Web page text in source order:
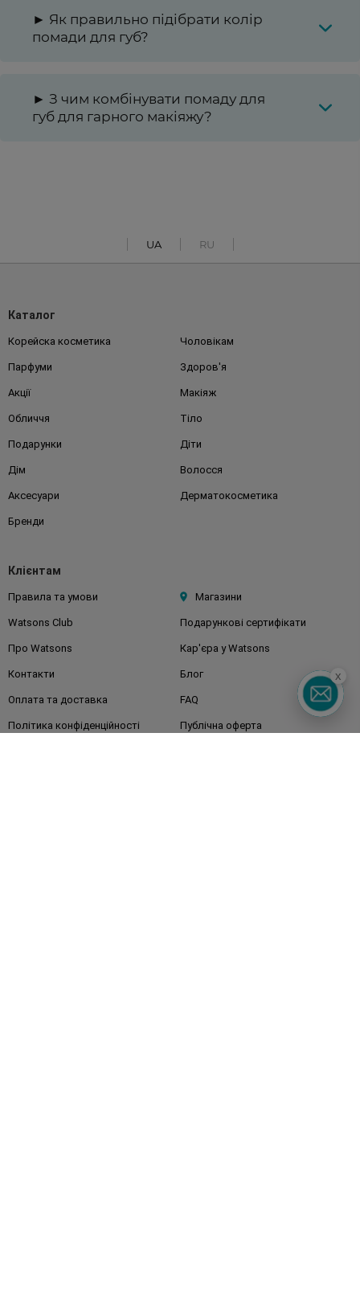
► Як правильно підібрати колір
помади для губ?
► З чим комбінувати помаду для
губ для гарного макіяжу?
UA RU
Каталог
Корейска косметика Чоловікам
Парфуми Здоров'я
Акції Макіяж
Обличчя Тіло
Подарунки Діти
Дім Волосся
Аксесуари Дерматокосметика
Бренди
Клієнтам
Правила та умови Магазини
Watsons Club Подарункові сертифікати
Про Watsons Кар'єра у Watsons
Контакти Блог
Оплата та доставка FAQ
Політика конфіденційності Публічна оферта
x